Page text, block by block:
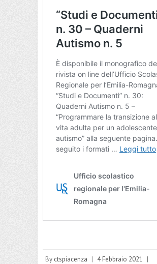
By ctspiacenza | 4 Febbraio 2021 |